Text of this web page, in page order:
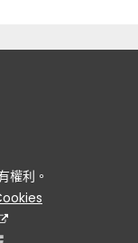
權利。